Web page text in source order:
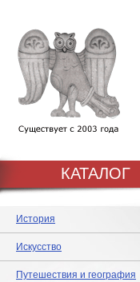
КАТАЛОГ
История
Искусство
Путешествия и география